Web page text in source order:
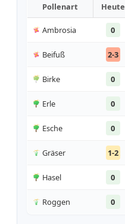
Pollenart Heute
Ambrosia 0
Beifuß 2-3
Birke 0
Erle 0
Esche 0
Gräser 1-2
Hasel 0
Roggen 0